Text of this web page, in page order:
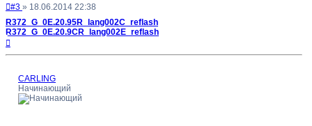
Непрочитанное
сообщение
#3 » 18.06.2014 22:38
R372_G_0E.20.95R_lang002C_reflash
R372_G_0E.20.9CR_lang002E_reflash
к
CARLING
Начинающий